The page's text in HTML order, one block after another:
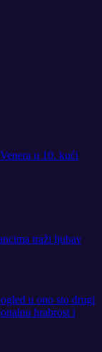
Venera u 10. kući
traži ljubav
u ono sto drugi
hrabrost i